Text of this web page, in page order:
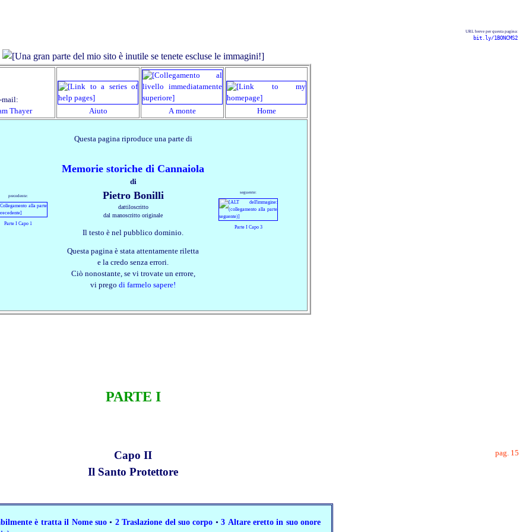
URL breve per questa pagina:
bit.ly/1BONCMS2
Thayer
Aiuto A monte Home
precedente:
Parte I Capo 1
Questa pagina riproduce una parte di
Memorie storiche di Cannaiola
di
Pietro Bonilli
dattiloscritto
dal manoscritto originale
Il testo è nel pubblico dominio.
Questa pagina è stata attentamente riletta
e la credo senza errori.
Ciò nonostante, se vi trovate un errore,
vi prego di farmelo sapere!
seguente:
Parte I Capo 3
PARTE I
pag. 15
Capo II
Il Santo Protettore
è tratta il Nome suo• 2 Traslazione del suo corpo •3 Altare eretto in suo onore